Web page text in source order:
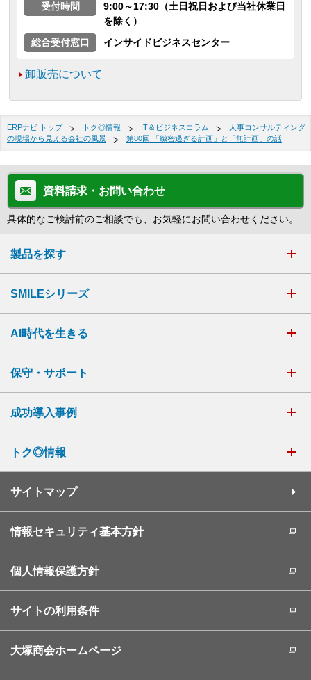
受付時間
9:00～17:30（土日祝日および当社休業日
を除く）
総合受付窓口
インサイドビジネスセンター
卸販売について
ERPナビ トップ トク◎情報 IT＆ビジネスコラム
人事コンサルティング
の現場から見える会社の風景
第80回 「緻密過ぎる計画」と「無計画」の話
資料請求・お問い合わせ
具体的なご検討前のご相談でも、お気軽にお問い合わせください。
製品を探す
SMILEシリーズ
AI時代を生きる
保守・サポート
成功導入事例
トク◎情報
サイトマップ
情報セキュリティ基本方針
個人情報保護方針
サイトの利用条件
大塚商会ホームページ